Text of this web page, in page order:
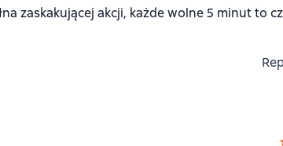
zaskakującej akcji, każde wolne 5 minut to